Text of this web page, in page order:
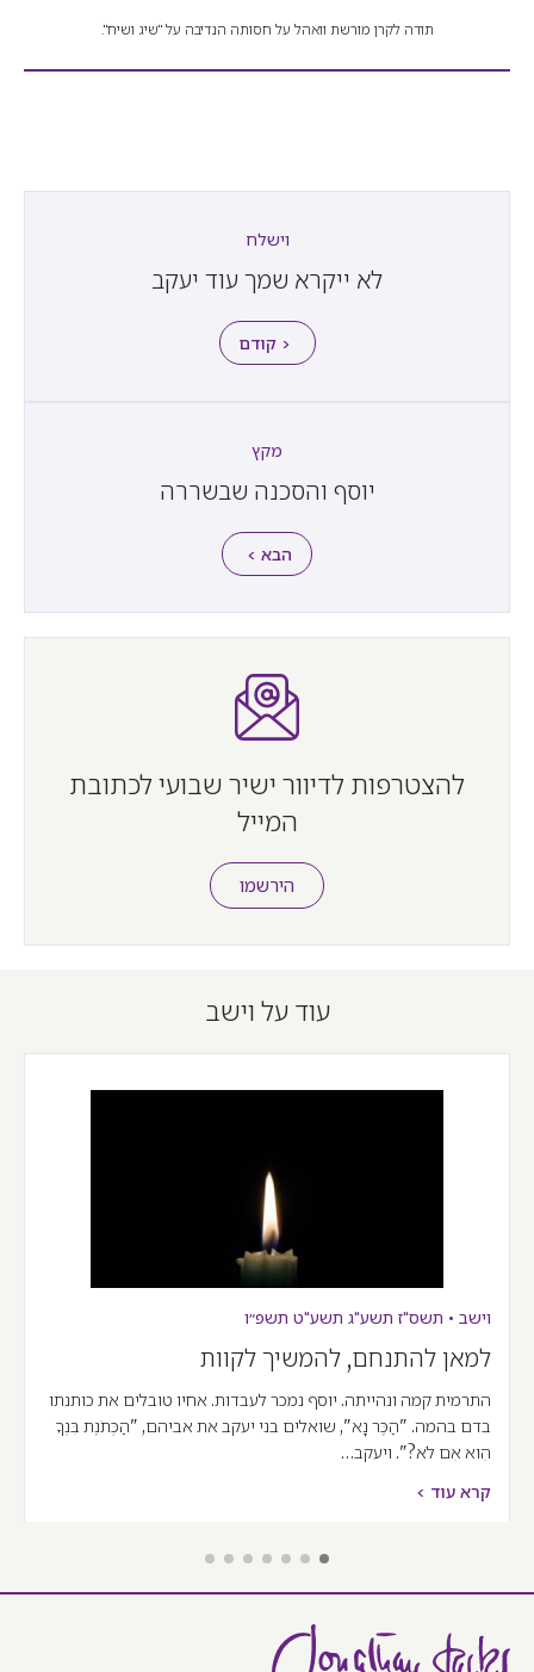
תודה לקרן מורשת וואהל על חסותה הנדיבה על "שיג ושיח".
וישלח
לא ייקרא שמך עוד יעקב
< קודם
מקץ
יוסף והסכנה שבשררה
הבא >
להצטרפות לדיוור ישיר שבועי לכתובת
המייל
הירשמו
עוד על וישב
וישב • תשס"ז תשע"ג תשע"ט תשפ״ו
למאן להתנחם, להמשיך לקוות
התרמית קמה ונהייתה. יוסף נמכר לעבדות. אחיו טובלים את כותנתו
בדם בהמה. "הַכֶּר נָא", שואלים בני יעקב את אביהם, "הַכְּתֹנֶת בִּנְךָ
הִוא אִם לֹא?". ויעקב…
קרא עוד >